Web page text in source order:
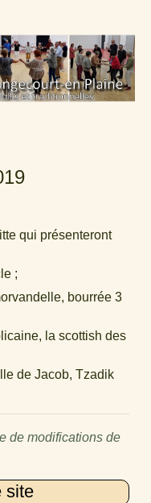
qui présenteront
;
bourrée 3
la scottish des
de Jacob, Tzadik
de modifications de
site